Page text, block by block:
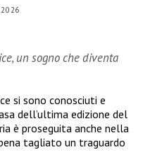
un sogno che diventa
si sono conosciuti e
dell’ultima edizione del
è proseguita anche nella
tagliato un traguardo